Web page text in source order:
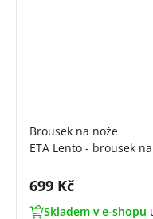
Brousek na nože
ETA Lento - brousek
Cena s DPH:
699 Kč
Skladem v e-shopu